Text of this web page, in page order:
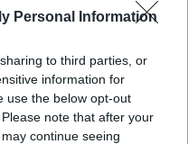
Personal Information
to third parties, or
information for
use the below opt-out
note that after your
continue seeing